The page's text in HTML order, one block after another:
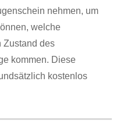
nehmen, um
welche
Zustand des
kommen. Diese
kostenlos